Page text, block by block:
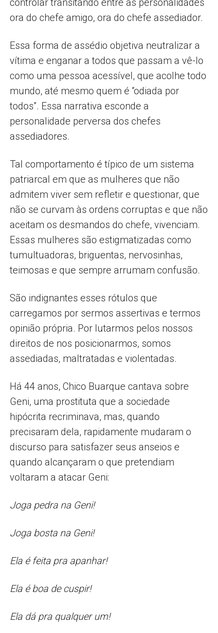
controlar transitando entre as personalidades
ora do chefe amigo, ora do chefe assediador.
Essa forma de assédio objetiva neutralizar a
vítima e enganar a todos que passam a vê-lo
como uma pessoa acessível, que acolhe todo
mundo, até mesmo quem é “odiada por
todos”. Essa narrativa esconde a
personalidade perversa dos chefes
assediadores.
Tal comportamento é típico de um sistema
patriarcal em que as mulheres que não
admitem viver sem refletir e questionar, que
não se curvam às ordens corruptas e que não
aceitam os desmandos do chefe, vivenciam.
Essas mulheres são estigmatizadas como
tumultuadoras, briguentas, nervosinhas,
teimosas e que sempre arrumam confusão.
São indignantes esses rótulos que
carregamos por sermos assertivas e termos
opinião própria. Por lutarmos pelos nossos
direitos de nos posicionarmos, somos
assediadas, maltratadas e violentadas.
Há 44 anos, Chico Buarque cantava sobre
Geni, uma prostituta que a sociedade
hipócrita recriminava, mas, quando
precisaram dela, rapidamente mudaram o
discurso para satisfazer seus anseios e
quando alcançaram o que pretendiam
voltaram a atacar Geni:
Joga pedra na Geni!
Joga bosta na Geni!
Ela é feita pra apanhar!
Ela é boa de cuspir!
Ela dá pra qualquer um!